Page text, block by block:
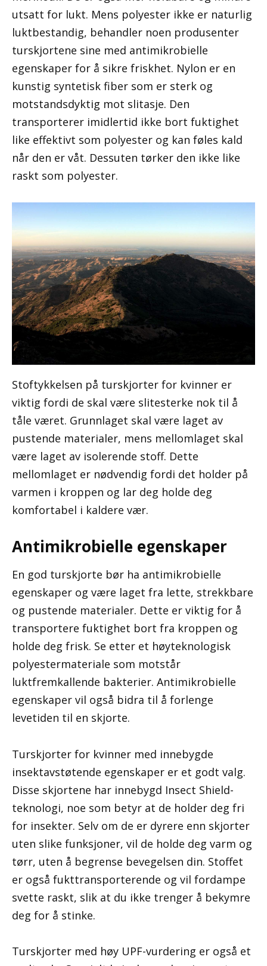
utsatt for lukt. Mens polyester ikke er naturlig
luktbestandig, behandler noen produsenter
turskjortene sine med antimikrobielle
egenskaper for å sikre friskhet. Nylon er en
kunstig syntetisk fiber som er sterk og
motstandsdyktig mot slitasje. Den
transporterer imidlertid ikke bort fuktighet
like effektivt som polyester og kan føles kald
når den er våt. Dessuten tørker den ikke like
raskt som polyester.
Stoftykkelsen på turskjorter for kvinner er
viktig fordi de skal være slitesterke nok til å
tåle været. Grunnlaget skal være laget av
pustende materialer, mens mellomlaget skal
være laget av isolerende stoff. Dette
mellomlaget er nødvendig fordi det holder på
varmen i kroppen og lar deg holde deg
komfortabel i kaldere vær.
Antimikrobielle egenskaper
En god turskjorte bør ha antimikrobielle
egenskaper og være laget fra lette, strekkbare
og pustende materialer. Dette er viktig for å
transportere fuktighet bort fra kroppen og
holde deg frisk. Se etter et høyteknologisk
polyestermateriale som motstår
luktfremkallende bakterier. Antimikrobielle
egenskaper vil også bidra til å forlenge
levetiden til en skjorte.
Turskjorter for kvinner med innebygde
insektavstøtende egenskaper er et godt valg.
Disse skjortene har innebygd Insect Shield-
teknologi, noe som betyr at de holder deg fri
for insekter. Selv om de er dyrere enn skjorter
uten slike funksjoner, vil de holde deg varm og
tørr, uten å begrense bevegelsen din. Stoffet
er også fukttransporterende og vil fordampe
svette raskt, slik at du ikke trenger å bekymre
deg for å stinke.
Turskjorter med høy UPF-vurdering er også et